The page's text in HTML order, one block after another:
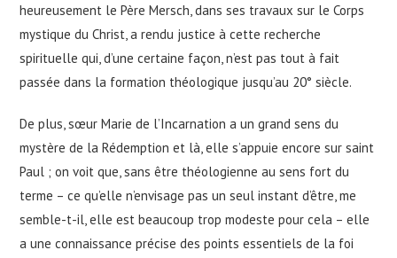
heureusement le Père Mersch, dans ses travaux sur le Corps
mystique du Christ, a rendu justice à cette recherche
spirituelle qui, d’une certaine façon, n’est pas tout à fait
passée dans la formation théologique jusqu’au 20° siècle.
De plus, sœur Marie de l’Incarnation a un grand sens du
mystère de la Rédemption et là, elle s’appuie encore sur saint
Paul ; on voit que, sans être théologienne au sens fort du
terme – ce qu’elle n’envisage pas un seul instant d’être, me
semble-t-il, elle est beaucoup trop modeste pour cela – elle
a une connaissance précise des points essentiels de la foi